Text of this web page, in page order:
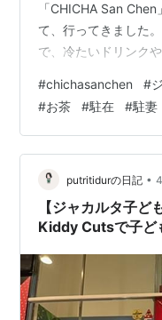
「CHICHA San
て、行ってきました
で、冷たいドリンク
ポールでもCHICHA
が、インドネシアで
た。ちなみに、並ん
CHICHA San Chen
た…
#chichasanchen #
#お茶 #駐在 #駐妻
putritidurの日記 •
【ジャカルタ子
Kiddy Cutsで子ど